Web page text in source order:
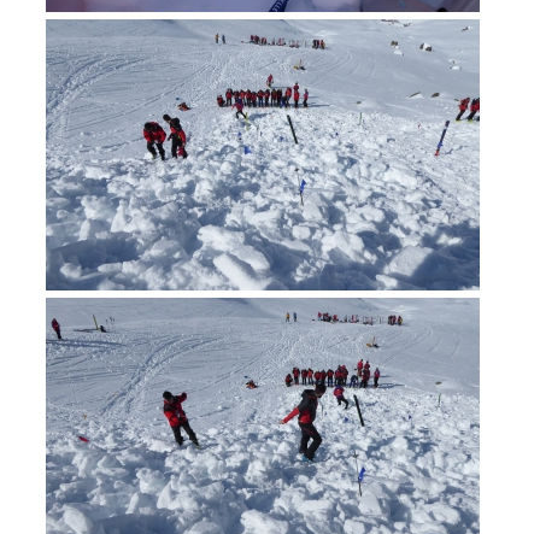
Soccorritore in loco